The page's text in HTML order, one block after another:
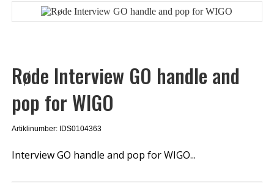
Røde Interview GO handle and
pop for WIGO
Artiklinumber: IDS0104363
Interview GO handle and pop for WIGO...